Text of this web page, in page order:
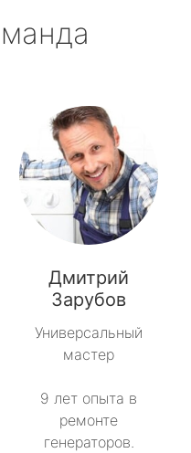
Дмитрий
Зарубов
Универсальный
мастер
9 лет опыта в
ремонте
генераторов.